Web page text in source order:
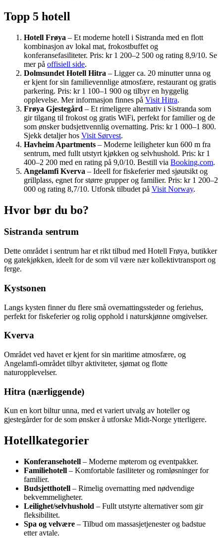
Topp 5 hotell
Hotell Frøya – Et moderne hotell i Sistranda med en flott
kombinasjon av lokal mat, frokostbuffet og
konferansefasiliteter. Pris: kr 1 200–2 500 og rating 8,9/10. Se
mer på offisiell side.
Dolmsundet Hotell Hitra – Ligger ca. 20 minutter unna og
er kjent for sin familievennlige atmosfære, restaurant og gratis
parkering. Pris: kr 1 100–1 900 og tilbyr en hyggelig
opplevelse. Mer informasjon finnes på Visit Hitra.
Frøya Gjestegård – Et rimeligere alternativ i Sistranda som
gir tilgang til frokost og gratis WiFi, perfekt for familier og de
som ønsker budsjettvennlig overnatting. Pris: kr 1 000–1 800.
Sjekk detaljer hos Visit Sørvest.
Havheim Apartments – Moderne leiligheter kun 600 m fra
sentrum, med fullt utstyrt kjøkken og selvhushold. Pris: kr 1
400–2 200 med en rating på 9,0/10. Bestill via Booking.com.
Angelamfi Kverva – Ideell for fiskeferier med sjøutsikt og
grillplass, egnet for større grupper og familier. Pris: kr 1 200–2
000 og rating 8,7/10. Utforsk tilbudet på Visit Norway.
Hvor bør du bo?
Sistranda sentrum
Dette området i sentrum har et rikt tilbud med Hotell Frøya, butikker
og gatekjøkken, ideelt for de som vil være nær kollektivtransport og
ferge.
Kystsonen
Langs kysten finner du flere små overnattingssteder og feriehus,
perfekt for fiskeferier og rolig opphold i naturskjønne omgivelser.
Kverva
Området ved havet er kjent for sin maritime atmosfære, og
Angelamfi-området tilbyr aktiviteter, sjømat og flotte
naturopplevelser.
Hitra (nærliggende)
Kun en kort biltur unna, med et variert utvalg av hoteller og
gjestegårder for de som ønsker å utforske Midt-Norge ytterligere.
Hotellkategorier
Konferansehotell – Moderne møterom og eventpakker.
Familiehotell – Komfortable fasiliteter og romløsninger for
familier.
Budsjetthotell – Rimelig overnatting med nødvendige
bekvemmeligheter.
Leilighet/selvhushold – Fullt utstyrte alternativer som gir
fleksibilitet.
Spa og velvære – Tilbud om massasjetjenester og badstue
etter avtale.